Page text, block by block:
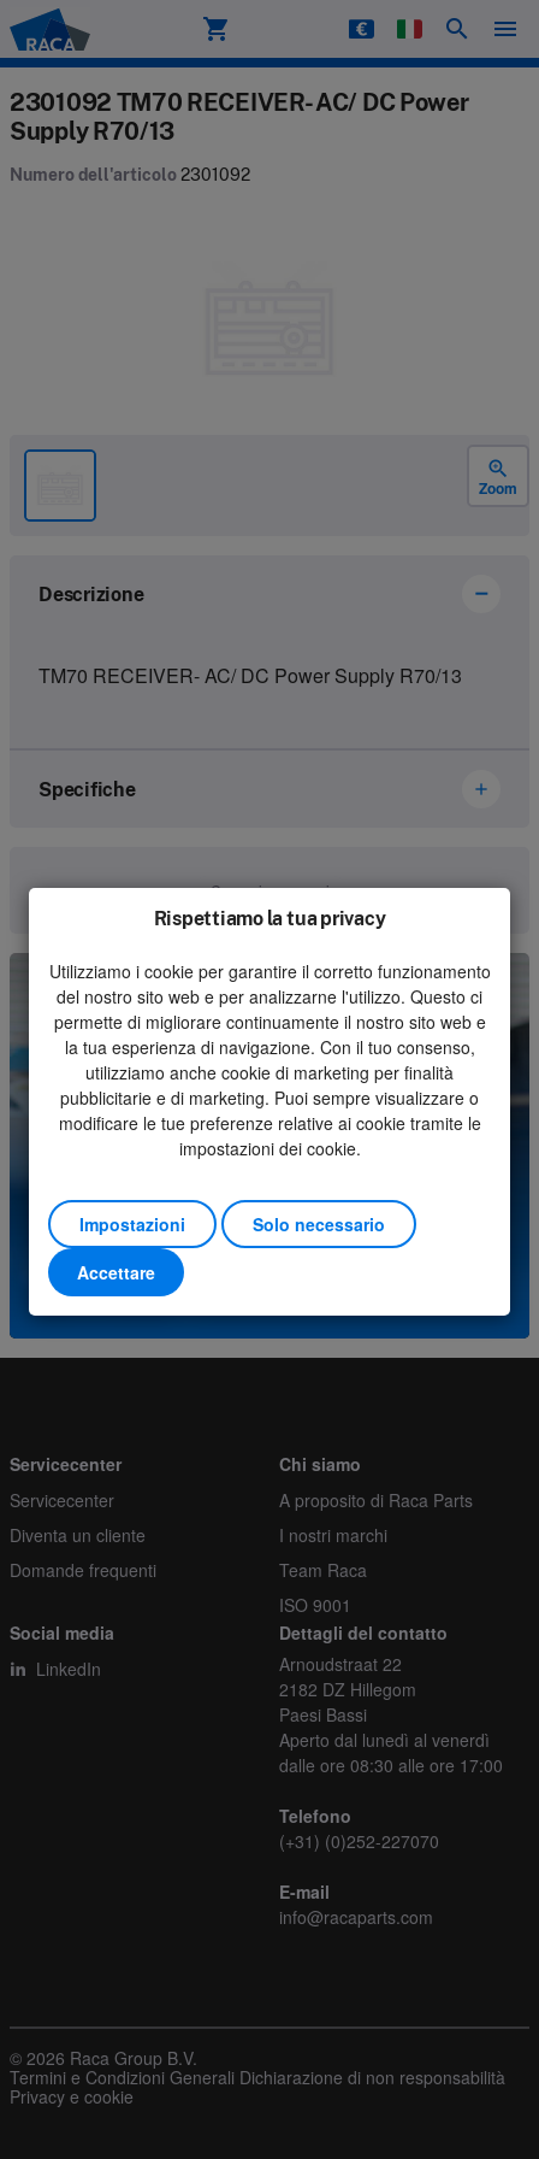
Raca shopping_cart search menu
2301092 TM70 RECEIVER- AC/ DC Power
Supply R70/13
Numero dell'articolo 2301092
zoom_in
Zoom
Descrizione
TM70 RECEIVER- AC/ DC Power Supply R70/13
Specifiche
Numero dell'articolo
2301092
Genere
Receiver
Unità
Pezzo
Quantità minima d'ordine
1
Ordina più
Comunica con noi
Avete domande su questo prodotto? Si prega di
(+31) (0)252-227070
o invia una e-mail a
Rispettiamo la tua privacy
Utilizziamo i cookie per garantire il corretto funzionamento
del nostro sito web e per analizzarne l'utilizzo. Questo ci
permette di migliorare continuamente il nostro sito web e
la tua esperienza di navigazione. Con il tuo consenso,
utilizziamo anche cookie di marketing per finalità
pubblicitarie e di marketing. Puoi sempre visualizzare o
modificare le tue preferenze relative ai cookie tramite le
impostazioni dei cookie.
Impostazioni
Solo necessario
Accettare
Servicecenter
Servicecenter
Diventa un cliente
Domande frequenti
Chi siamo
A proposito di Raca Parts
I nostri marchi
Team Raca
ISO 9001
Social media
LinkedIn
Dettagli del contatto
Arnoudstraat 22
2182 DZ Hillegom
Paesi Bassi
Aperto dal lunedì al venerdì
dalle ore 08:30 alle ore 17:00
Telefono
(+31) (0)252-227070
E-mail
info@racaparts.com
© 2026 Raca Group B.V.
Termini e Condizioni Generali Dichiarazione di non responsabilità
Privacy e cookie